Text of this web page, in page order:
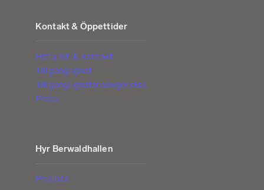
Kontakt & Öppettider
Hitta hit & kontakt
Tillgänglighet
Tillgänglighetsredogörelse
Press
Hyr Berwaldhallen
Prislista